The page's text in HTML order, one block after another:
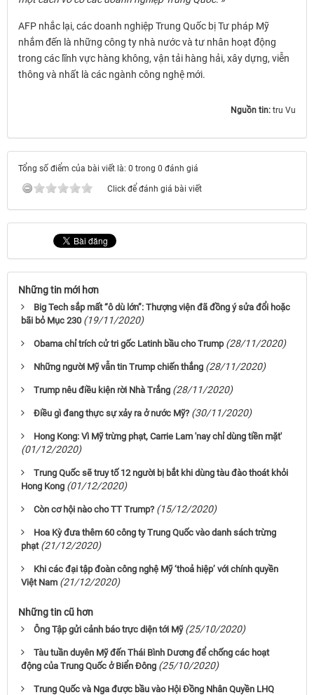
AFP nhắc lại, các doanh nghiệp Trung Quốc bị Tư pháp Mỹ
nhắm đến là những công ty nhà nước và tư nhân hoạt động
trong các lĩnh vực hàng không, vận tải hàng hải, xây dựng, viễn
thông và nhất là các ngành công nghệ mới.
Nguồn tin: tru Vu
Tổng số điểm của bài viết là: 0 trong 0 đánh giá
Click để đánh giá bài viết
Những tin mới hơn
Big Tech sắp mất “ô dù lớn”: Thượng viện đã đồng ý sửa đổi hoặc
bãi bỏ Mục 230 (19/11/2020)
Obama chỉ trích cử tri gốc Latinh bầu cho Trump (28/11/2020)
Những người Mỹ vẫn tin Trump chiến thắng (28/11/2020)
Trump nêu điều kiện rời Nhà Trắng (28/11/2020)
Điều gì đang thực sự xảy ra ở nước Mỹ? (30/11/2020)
Hong Kong: Vì Mỹ trừng phạt, Carrie Lam 'nay chỉ dùng tiền mặt'
(01/12/2020)
Trung Quốc sẽ truy tố 12 người bị bắt khi dùng tàu đào thoát khỏi
Hong Kong (01/12/2020)
Còn cơ hội nào cho TT Trump? (15/12/2020)
Hoa Kỳ đưa thêm 60 công ty Trung Quốc vào danh sách trừng
phạt (21/12/2020)
Khi các đại tập đoàn công nghệ Mỹ ‘thoả hiệp’ với chính quyền
Việt Nam (21/12/2020)
Những tin cũ hơn
Ông Tập gửi cảnh báo trực diện tới Mỹ (25/10/2020)
Tàu tuần duyên Mỹ đến Thái Bình Dương để chống các hoạt
động của Trung Quốc ở Biển Đông (25/10/2020)
Trung Quốc và Nga được bầu vào Hội Đồng Nhân Quyền LHQ